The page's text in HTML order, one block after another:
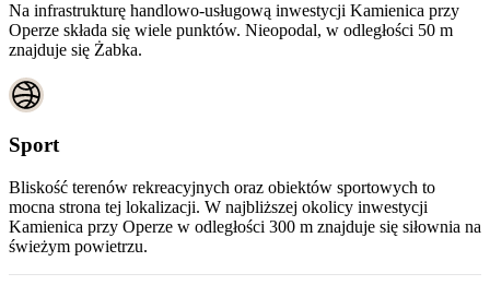
Na infrastrukturę handlowo-usługową inwestycji Kamienica przy
Operze składa się wiele punktów. Nieopodal, w odległości 50 m
znajduje się Żabka.
Sport
Bliskość terenów rekreacyjnych oraz obiektów sportowych to
mocna strona tej lokalizacji. W najbliższej okolicy inwestycji
Kamienica przy Operze w odległości 300 m znajduje się siłownia na
świeżym powietrzu.